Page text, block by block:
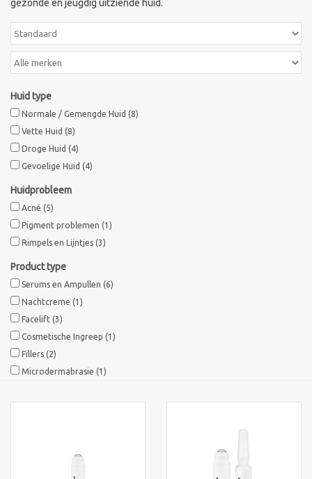
gezonde en jeugdig uitziende huid.
Huid type
Normale / Gemengde Huid (8)
Vette Huid (8)
Droge Huid (4)
Gevoelige Huid (4)
Huidprobleem
Acné (5)
Pigment problemen (1)
Rimpels en Lijntjes (3)
Product type
Serums en Ampullen (6)
Nachtcreme (1)
Facelift (3)
Cosmetische Ingreep (1)
Fillers (2)
Microdermabrasie (1)